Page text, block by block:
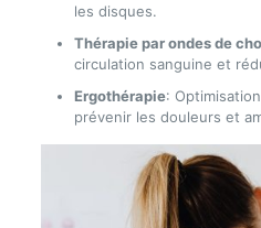
les disques.
Thérapie par ondes de
circulation sanguine et
Ergothérapie:
prévenir les douleurs et